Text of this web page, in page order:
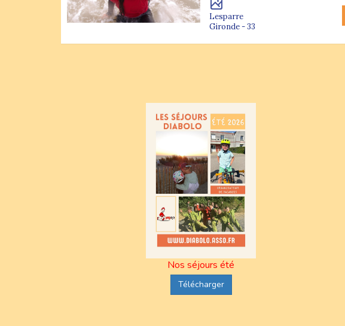
Lesparre
Gironde - 33
Nos séjours été
Télécharger